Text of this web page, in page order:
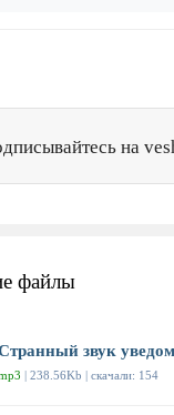
на
файлы
звук
| 238.56Kb | скачали: 154